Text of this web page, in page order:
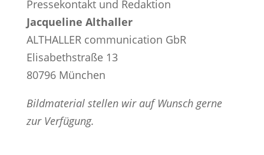
Pressekontakt und Redaktion
Jacqueline Althaller
ALTHALLER communication GbR
Elisabethstraße 13
80796 München
Bildmaterial stellen wir auf Wunsch gerne
zur Verfügung.